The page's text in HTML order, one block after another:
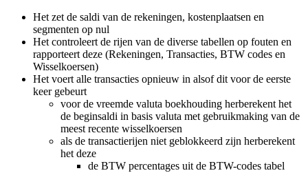
Het zet de saldi van de rekeningen, kostenplaatsen en
segmenten op nul
Het controleert de rijen van de diverse tabellen op fouten en
rapporteert deze (Rekeningen, Transacties, BTW codes en
Wisselkoersen)
Het voert alle transacties opnieuw in alsof dit voor de eerste
keer gebeurt
voor de vreemde valuta boekhouding herberekent het
de beginsaldi in basis valuta met gebruikmaking van de
meest recente wisselkoersen
als de transactierijen niet geblokkeerd zijn herberekent
het deze
de BTW percentages uit de BTW-codes tabel